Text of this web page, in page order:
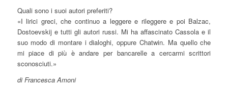
Quali sono i suoi autori preferiti?
«I lirici greci, che continuo a leggere e rileggere e poi Balzac,
Dostoevskij e tutti gli autori russi. Mi ha affascinato Cassola e il
suo modo di montare i dialoghi, oppure Chatwin. Ma quello che
mi piace di più è andare per bancarelle a cercarmi scrittori
sconosciuti.»
di Francesca Amoni